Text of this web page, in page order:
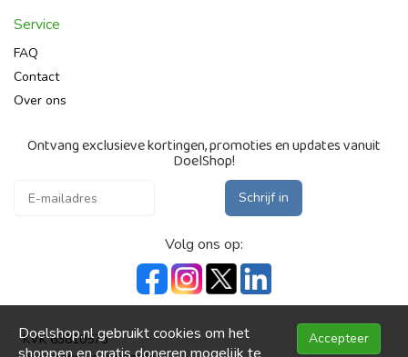
Service
FAQ
Contact
Over ons
Ontvang exclusieve kortingen, promoties en updates vanuit
DoelShop!
Schrijf in
Volg ons op:
KVK 63810573
Accepteer
Doelshop.nl gebruikt cookies om het